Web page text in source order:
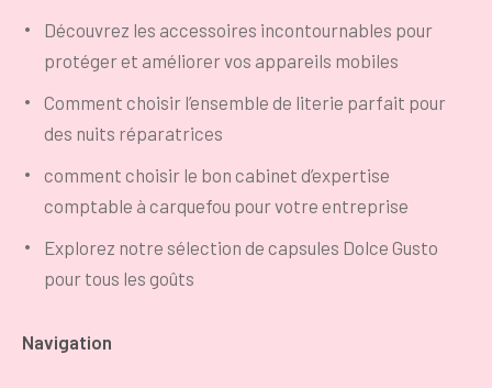
Découvrez les accessoires incontournables pour
protéger et améliorer vos appareils mobiles
Comment choisir l’ensemble de literie parfait pour
des nuits réparatrices
comment choisir le bon cabinet d’expertise
comptable à carquefou pour votre entreprise
Explorez notre sélection de capsules Dolce Gusto
pour tous les goûts
Navigation